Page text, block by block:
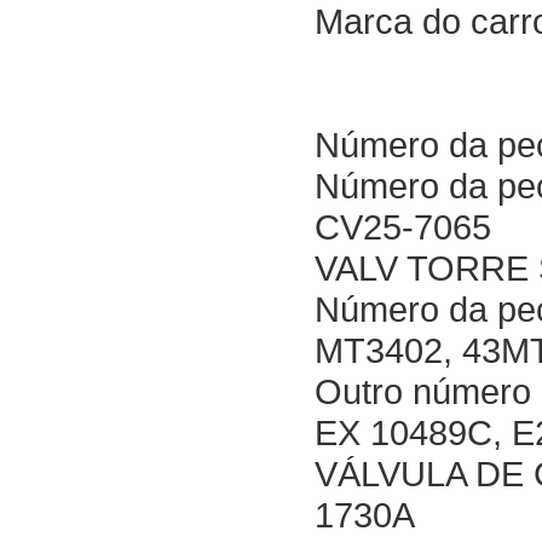
Marca do
Número da
Número da
CV25-7065
VALV
Número da
MT3402,
Outro número
EX 10489C,
VÁLVULA DE
1730A